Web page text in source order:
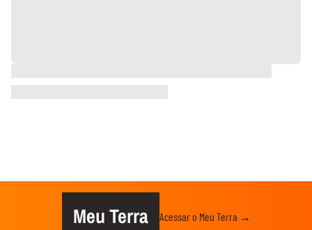
Meu Terra Acessar o Meu Terra →